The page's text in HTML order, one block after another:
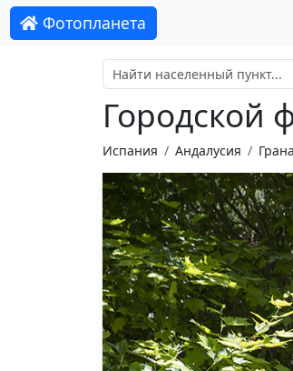
Фотопланета
Городской
Испания Андалусия